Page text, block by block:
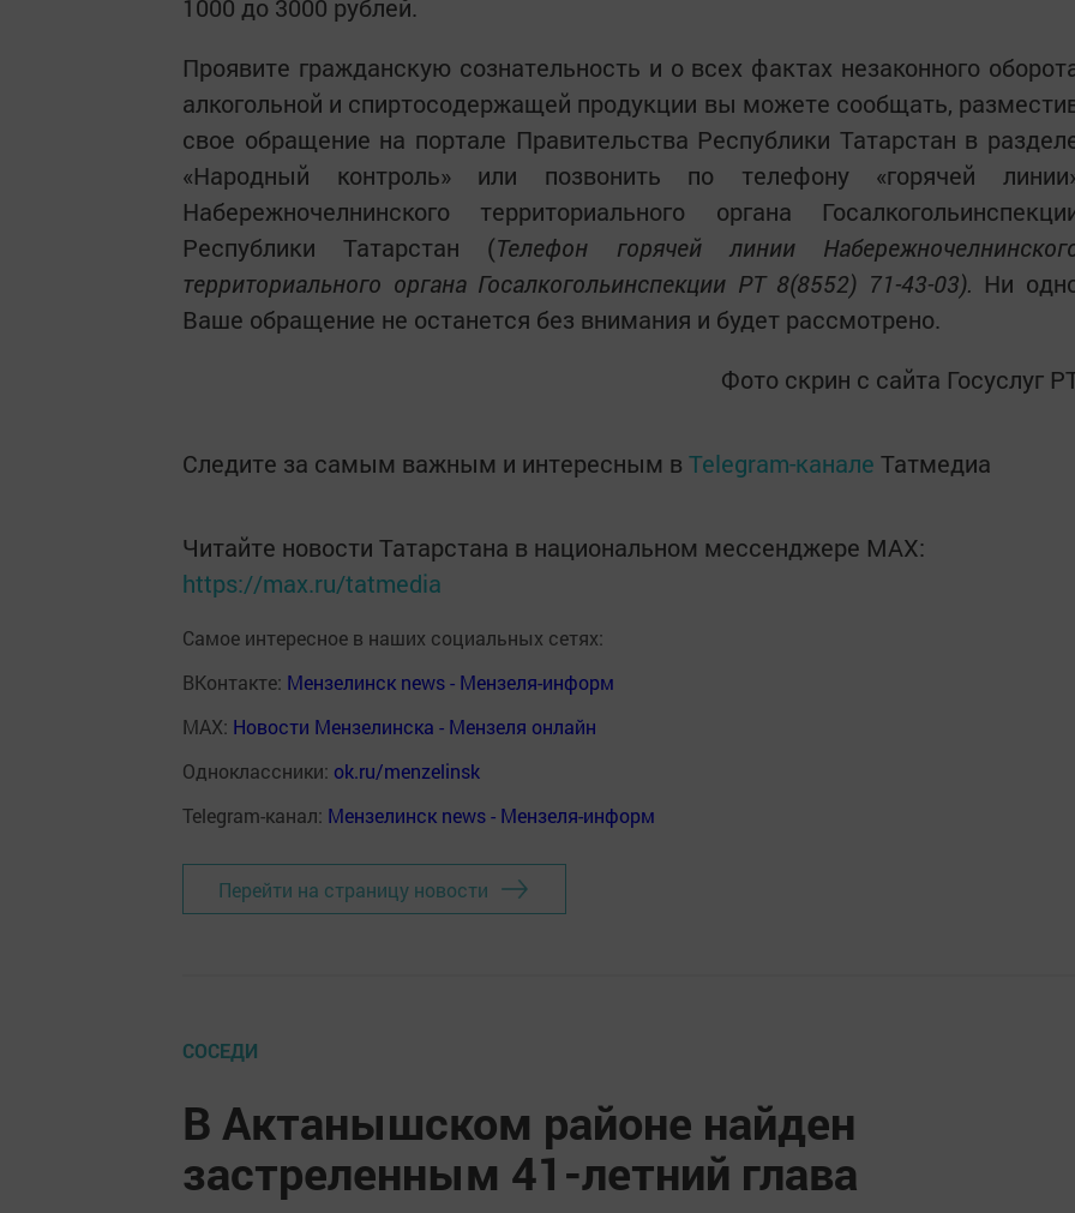
1000 до 3000 рублей.
Проявите гражданскую сознательность и о всех фактах незаконного
алкогольной и спиртосодержащей продукции вы можете сообщать,
свое обращение на портале Правительства Республики Татарстан в
«Народный контроль» или позвонить по телефону «горячей
Набережночелнинского территориального органа
Республики Татарстан (Телефон горячей линии
территориального органа Госалкогольинспекции РТ 8(8552) 71-43-03). Ни
Ваше обращение не останется без внимания и будет рассмотрено.
Фото скрин с сайта Госуслуг
Следите за самым важным и интересным в Telegram-канале Татмедиа
Читайте новости Татарстана в национальном мессенджере MАХ:
https://max.ru/tatmedia
Самое интересное в наших социальных сетях:
ВКонтакте: Мензелинск news - Мензеля-информ
MAX: Новости Мензелинска - Мензеля онлайн
Одноклассники: ok.ru/menzelinsk
Telegram-канал: Мензелинск news - Мензеля-информ
Перейти на страницу новости
СОСЕДИ
В Актанышском районе найден
застреленным 41-летний глава